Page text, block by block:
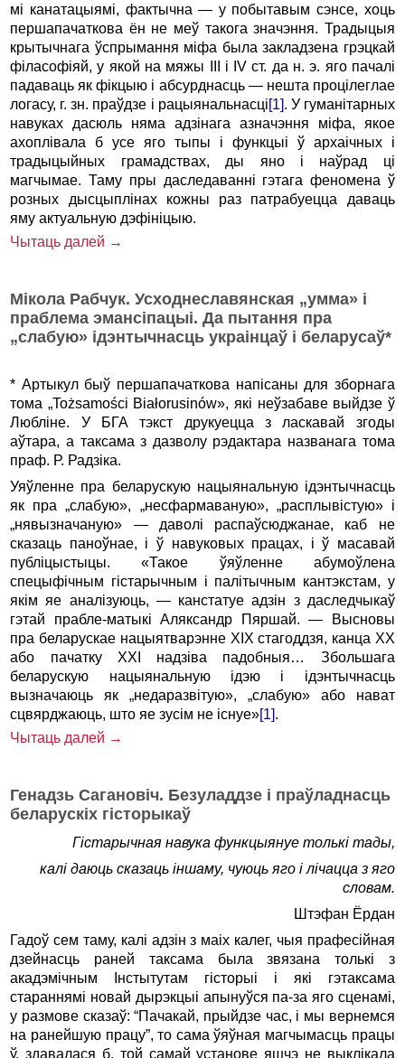
мі канатацыямі, фактычна — у побытавым сэнсе, хоць
першапачаткова ён не меў такога значэння. Традыцыя
крытычнага ўспрымання міфа была закладзена грэцкай
філасофіяй, у якой на мяжы ІІІ і ІV ст. да н. э. яго пачалі
падаваць як фікцыю і абсурднасць — нешта процілеглае
логасу, г. зн. праўдзе і рацыянальнасці[1]. У гуманітарных
навуках дасюль няма адзінага азначэння міфа, якое
ахоплівала б усе яго тыпы і функцыі ў архаічных і
традыцыйных грамадствах, ды яно і наўрад ці
магчымае. Таму пры даследаванні гэтага феномена ў
розных дысцыплінах кожны раз патрабуецца даваць
яму актуальную дэфініцыю.
Чытаць далей →
Мікола Рабчук. Усходнеславянская „умма» і
праблема эмансіпацыі. Да пытання пра
„слабую» ідэнтычнасць украінцаў і беларусаў*
* Артыкул быў першапачаткова напісаны для зборнага
тома „Tożsamości Białorusinów», які неўзабаве выйдзе ў
Любліне. У БГА тэкст друкуецца з ласкавай згоды
аўтара, а таксама з дазволу рэдактара названага тома
праф. Р. Радзіка.
Уяўленне пра беларускую нацыянальную ідэнтычнасць
як пра „слабую», „несфармаваную», „расплывістую» і
„нявызначаную» — даволі распаўсюджанае, каб не
сказаць паноўнае, і ў навуковых працах, і ў масавай
публіцыстыцы. «Такое ўяўленне абумоўлена
спецыфічным гістарычным і палітычным кантэкстам, у
якім яе аналізуюць, — канстатуе адзін з даследчыкаў
гэтай прабле-матыкі Аляксандр Пяршай. — Высновы
пра беларускае нацыятварэнне XIX стагоддзя, канца ХХ
або пачатку ХХI надзіва падобныя… Збольшага
беларускую нацыянальную ідэю і ідэнтычнасць
вызначаюць як „недаразвітую», „слабую» або нават
сцвярджаюць, што яе зусім не існуе»[1].
Чытаць далей →
Генадзь Сагановіч. Безуладдзе і праўладнасць
беларускіх гісторыкаў
Гістарычная навука функцыянуе толькі тады,
калі даюць сказаць іншаму, чуюць яго і лічацца з яго
словам.
Штэфан Ёрдан
Гадоў сем таму, калі адзін з маіх калег, чыя прафесійная
дзейнасць раней таксама была звязана толькі з
акадэмічным Інстытутам гісторыі і які гэтаксама
стараннямі новай дырэкцыі апынуўся па-за яго сценамі,
у размове сказаў: “Пачакай, прыйдзе час, і мы вернемся
на ранейшую працу”, то сама ўяўная магчымасць працы
ў, здавалася б, той самай установе яшчэ не выклікала